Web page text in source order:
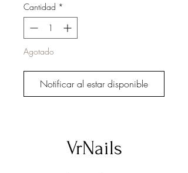
Cantidad *
Agotado
Notificar al estar disponible
VrNails